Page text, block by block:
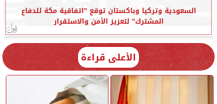
السعودية وتركيا وباكستان توقع ”اتفاقية مكة للدفاع
المشترك” لتعزيز الأمن والاستقرار
الأعلى قراءة